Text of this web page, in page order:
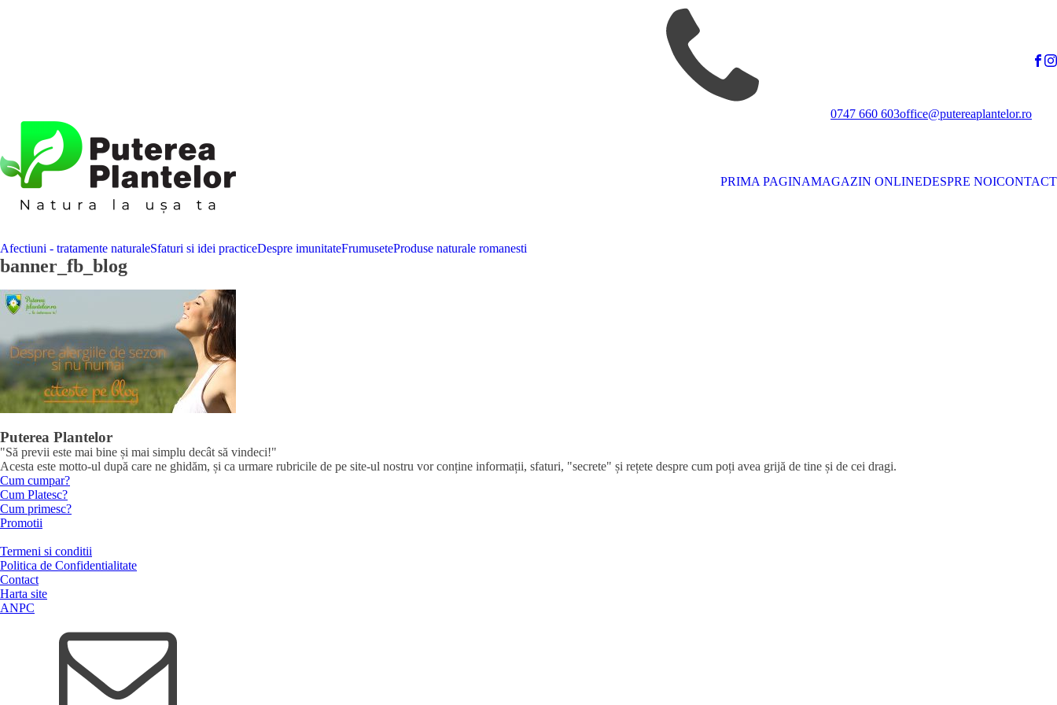
0747 660 603office@putereaplantelor.ro
PRIMA PAGINAMAGAZIN ONLINEDESPRE NOICONTACT
Afectiuni - tratamente naturaleSfaturi si idei practiceDespre imunitateFrumuseteProduse naturale romanesti
banner_fb_blog
Puterea Plantelor
"Să previi este mai bine și mai simplu decât să vindeci!"
Acesta este motto-ul după care ne ghidăm, și ca urmare rubricile de pe site-ul nostru vor conține informații, sfaturi, "secrete" și rețete despre cum poți avea grijă de tine și de cei dragi.
Cum cumpar?
Cum Platesc?
Cum primesc?
Promotii
Termeni si conditii
Politica de Confidentialitate
Contact
Harta site
ANPC